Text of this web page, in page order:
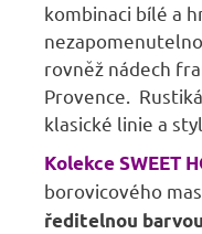
kombinaci bílé a
rovněž nádech
Provence.
klasické linie a
Kolekce SWEET
borovicového
ředitelnou